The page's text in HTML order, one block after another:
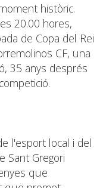
històric.
20.00 hores,
de Copa del Rei
CF, una
35 anys després
l'esport local i del
Sant Gregori
que